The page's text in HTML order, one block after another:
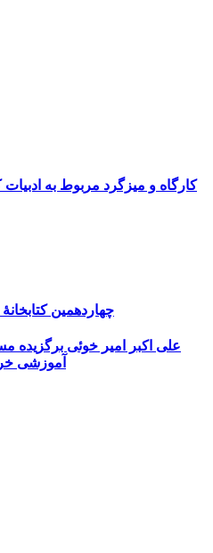
کارگاه و میزگرد مربوط به
چهاردهمین
علی اکبر امیر خوئی برگزیده
آموزشی